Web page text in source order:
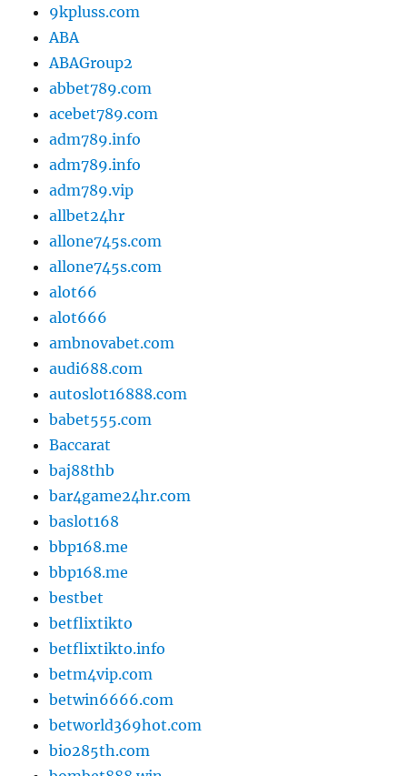
9kpluss.com
ABA
ABAGroup2
abbet789.com
acebet789.com
adm789.info
adm789.info
adm789.vip
allbet24hr
allone745s.com
allone745s.com
alot66
alot666
ambnovabet.com
audi688.com
autoslot16888.com
babet555.com
Baccarat
baj88thb
bar4game24hr.com
baslot168
bbp168.me
bbp168.me
bestbet
betflixtikto
betflixtikto.info
betm4vip.com
betwin6666.com
betworld369hot.com
bio285th.com